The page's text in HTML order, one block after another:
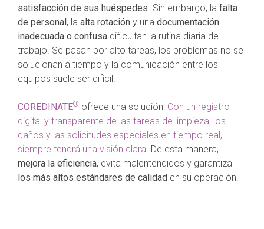
satisfacción de sus huéspedes . Sin embargo, la falta
de personal, la alta rotación y una documentación
inadecuada o confusa dificultan la rutina diaria de
trabajo. Se pasan por alto tareas, los problemas no se
solucionan a tiempo y la comunicación entre los
equipos suele ser difícil.
COREDINATE® ofrece una solución: Con un registro
digital y transparente de las tareas de limpieza, los
daños y las solicitudes especiales en tiempo real,
siempre tendrá una visión clara . De esta manera,
mejora la eficiencia, evita malentendidos y garantiza
los más altos estándares de calidad en su operación.